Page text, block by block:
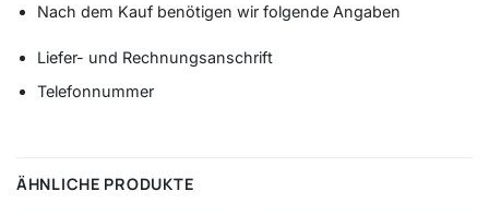
Nach dem Kauf benötigen wir folgende Angaben
Liefer- und Rechnungsanschrift
Telefonnummer
ÄHNLICHE PRODUKTE